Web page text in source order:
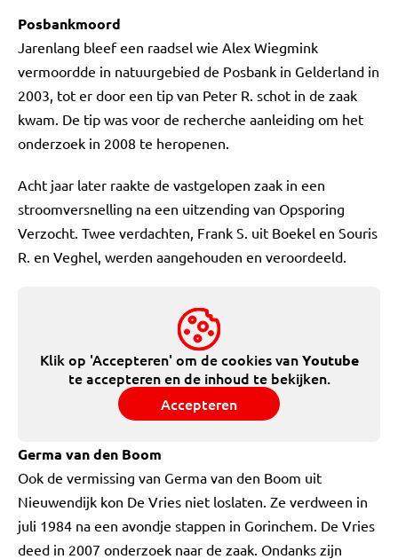
Posbankmoord
Jarenlang bleef een raadsel wie Alex Wiegmink
vermoordde in natuurgebied de Posbank in Gelderland in
2003, tot er door een tip van Peter R. schot in de zaak
kwam. De tip was voor de recherche aanleiding om het
onderzoek in 2008 te heropenen.
Acht jaar later raakte de vastgelopen zaak in een
stroomversnelling na een uitzending van Opsporing
Verzocht. Twee verdachten, Frank S. uit Boekel en Souris
R. en Veghel, werden aangehouden en veroordeeld.
Klik op 'Accepteren' om de cookies vanYoutube
te accepteren en de inhoud te bekijken.
Accepteren
Germa van den Boom
Ook de vermissing van Germa van den Boom uit
Nieuwendijk kon De Vries niet loslaten. Ze verdween in
juli 1984 na een avondje stappen in Gorinchem. De Vries
deed in 2007 onderzoek naar de zaak. Ondanks zijn